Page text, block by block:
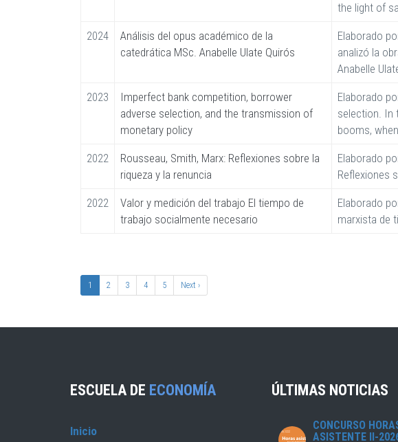
the light of
2024
Análisis del opus académico de la
catedrática MSc. Anabelle Ulate Quirós
Elaborado
analizó la
Anabelle
2023
Imperfect bank competition, borrower
adverse selection, and the transmission of
monetary policy
Elaborado
selection. In
booms,
2022
Rousseau, Smith, Marx: Reflexiones sobre la
riqueza y la renuncia
Elaborado
Reflexiones
2022
Valor y medición del trabajo El tiempo de
trabajo socialmente necesario
Elaborado
marxista de
Paginación
Página
actual
1 Página
2 Página
3 Página
4 Página
5
Siguiente
página
Next ›
ESCUELA DE ECONOMÍA
Inicio
ÚLTIMAS NOTICIAS
CONCURSO
ASISTENTE II-